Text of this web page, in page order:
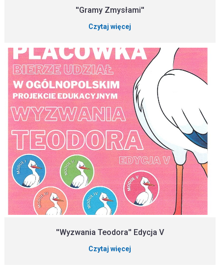
''Gramy Zmysłami''
Czytaj więcej
''Wyzwania Teodora'' Edycja V
Czytaj więcej